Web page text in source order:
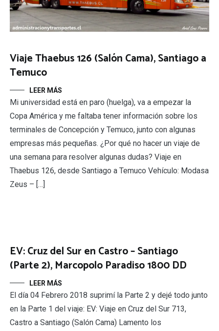
Viaje Thaebus 126 (Salón Cama), Santiago a
Temuco
LEER MÁS
Mi universidad está en paro (huelga), va a empezar la
Copa América y me faltaba tener información sobre los
terminales de Concepción y Temuco, junto con algunas
empresas más pequeñas. ¿Por qué no hacer un viaje de
una semana para resolver algunas dudas? Viaje en
Thaebus 126, desde Santiago a Temuco Vehículo: Modasa
Zeus – […]
EV: Cruz del Sur en Castro – Santiago
(Parte 2), Marcopolo Paradiso 1800 DD
LEER MÁS
El día 04 Febrero 2018 suprimí la Parte 2 y dejé todo junto
en la Parte 1 del viaje: EV: Viaje en Cruz del Sur 713,
Castro a Santiago (Salón Cama) Lamento los